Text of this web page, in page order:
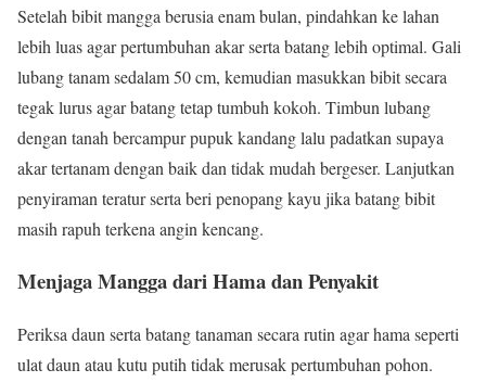
Setelah bibit mangga berusia enam bulan, pindahkan ke lahan
lebih luas agar pertumbuhan akar serta batang lebih optimal. Gali
lubang tanam sedalam 50 cm, kemudian masukkan bibit secara
tegak lurus agar batang tetap tumbuh kokoh. Timbun lubang
dengan tanah bercampur pupuk kandang lalu padatkan supaya
akar tertanam dengan baik dan tidak mudah bergeser. Lanjutkan
penyiraman teratur serta beri penopang kayu jika batang bibit
masih rapuh terkena angin kencang.
Menjaga Mangga dari Hama dan Penyakit
Periksa daun serta batang tanaman secara rutin agar hama seperti
ulat daun atau kutu putih tidak merusak pertumbuhan pohon.